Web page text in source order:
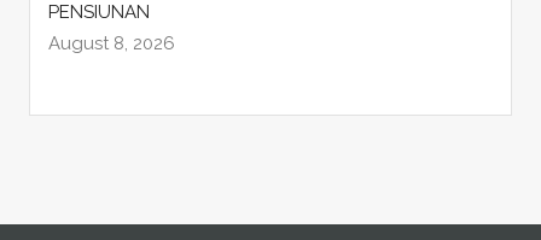
PENSIUNAN
August 8, 2026